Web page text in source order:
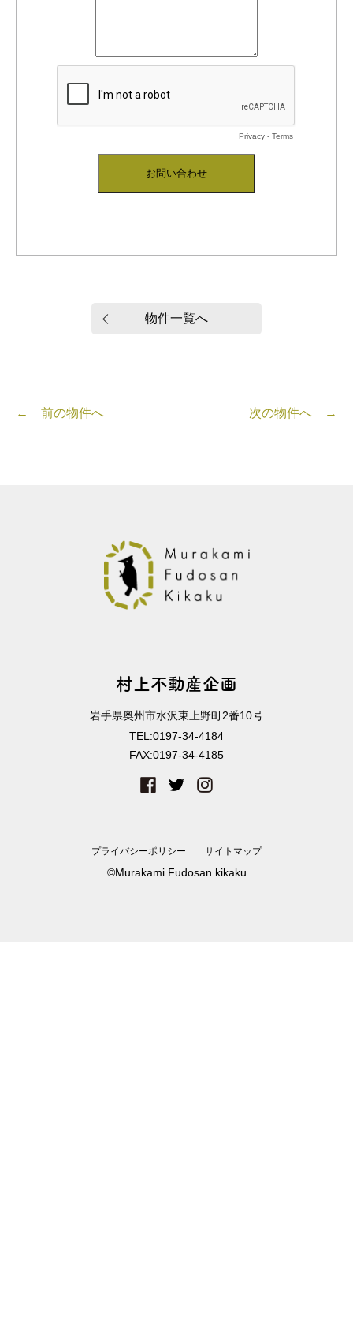
物件一覧へ
← 前の物件へ 次の物件へ →
村上不動産企画
岩手県奥州市水沢東上野町2番10号
TEL:0197-34-4184
FAX:0197-34-4185
プライバシーポリシー サイトマップ
©Murakami Fudosan kikaku